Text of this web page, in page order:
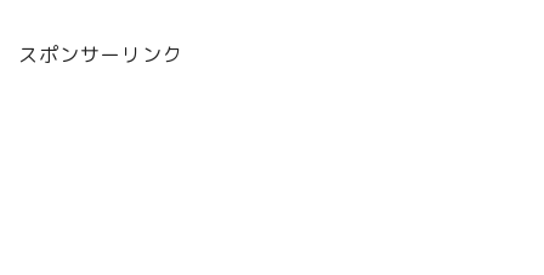
スポンサーリンク